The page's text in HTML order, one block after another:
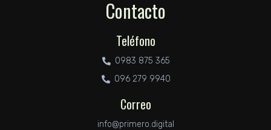
Contacto
Teléfono
0983 875 365
096 279 9940
Correo
info@primero.digital